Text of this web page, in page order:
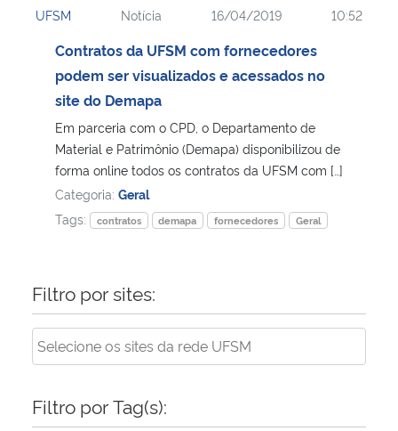
Ministério da Cidadania
Ministério de Minas e Energia
Ministério da Ciência, Tecnologia, Inovações e Comunicações
Ministério do Meio Ambiente
Ministério do Desenvolvimento Regional
Controladoria-Geral da União
UFSM Notícia 16/04/2019 10:52
Contratos da UFSM com fornecedores
podem ser visualizados e acessados no
site do Demapa
Em parceria com o CPD, o Departamento de
Material e Patrimônio (Demapa) disponibilizou de
forma online todos os contratos da UFSM com […]
Categoria: Geral
Tags:
contratos demapa fornecedores Geral
Filtro por sites:
Filtro por Tag(s):